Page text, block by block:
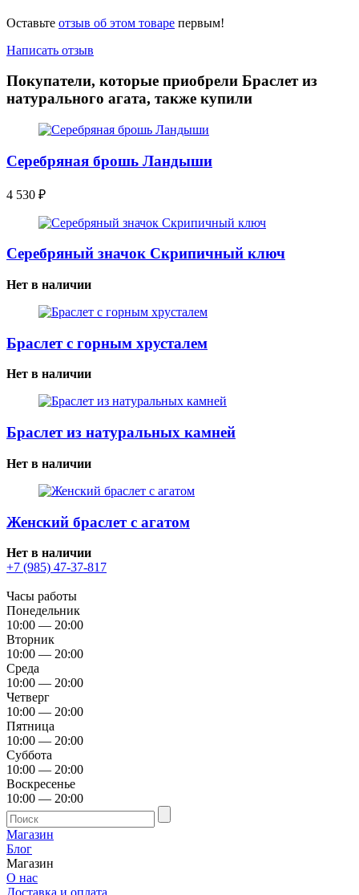
Оставьте отзыв об этом товаре первым!
Написать отзыв
Покупатели, которые приобрели Браслет из
натурального агата, также купили
Серебряная брошь Ландыши
4 530 ₽
Серебряный значок Скрипичный ключ
Нет в наличии
Браслет с горным хрусталем
Нет в наличии
Браслет из натуральных камней
Нет в наличии
Женский браслет с агатом
Нет в наличии
+7 (985) 47-37-817
Часы работы
Понедельник
10:00 — 20:00
Вторник
10:00 — 20:00
Среда
10:00 — 20:00
Четверг
10:00 — 20:00
Пятница
10:00 — 20:00
Суббота
10:00 — 20:00
Воскресенье
10:00 — 20:00
Магазин
Блог
Магазин
О нас